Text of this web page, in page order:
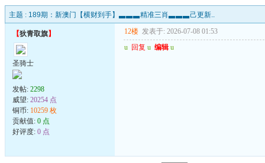
主题 : 189期：新澳门【横财到手】▃▃▃精准三肖▃▃▃己更新..
【狄青取旗】
圣骑士
发帖: 2298
威望: 20254 点
铜币: 10259 枚
贡献值: 0 点
好评度: 0 点
12楼 发表于: 2026-07-08 01:53
u 回复 u 编辑 u